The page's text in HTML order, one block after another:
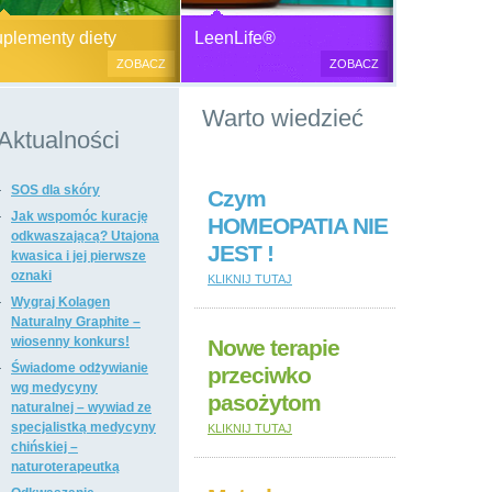
Generator plazmy
diety
Suplementy diety, zdrowa żywność i
przeciwbakteryjne, przeciwgrzybicze
ogólnie wzmacniające i regulujące
funkcje organizmu, dietetyczne i
regulujące pracę układu
tkanki łącznej i kosmetyki naturalne,
Nona, Colway, Morinda, Forever.
ZOBACZ
LeenLife®
ZOBACZ
SOS dla skóry
Jak wspomóc kurację
odkwaszającą? Utajona
kwasica i jej pierwsze
oznaki
Wygraj Kolagen
Naturalny Graphite –
wiosenny konkurs!
Świadome odżywianie
wg medycyny
naturalnej – wywiad ze
specjalistką medycyny
chińskiej –
naturoterapeutką
Warto wiedzieć
Czym
HOMEOPATIA NIE
JEST !
KLIKNIJ TUTAJ
Nowe terapie
przeciwko
pasożytom
KLIKNIJ TUTAJ